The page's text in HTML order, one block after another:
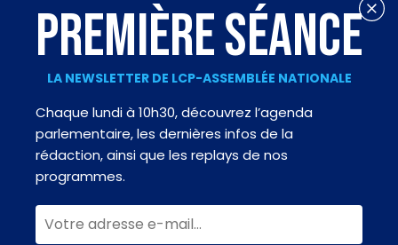
PREMIÈRE SÉANCE
LA NEWSLETTER DE LCP-ASSEMBLÉE NATIONALE
Chaque lundi à 10h30, découvrez l’agenda
parlementaire, les dernières infos de la
rédaction, ainsi que les replays de nos
programmes.